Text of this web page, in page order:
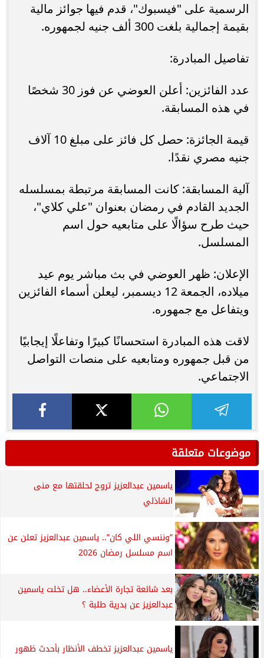
الرسمية على "فيسبوك"، قدم فيها جوائز مالية
بقيمة إجمالية بلغت 300 ألف جنيه لجمهوره.
تفاصيل المبادرة:
عدد الفائزين: أعلن العوضي عن فوز 30 شخصًا
في هذه المسابقة.
قيمة الجائزة: حصل كل فائز على مبلغ 10 آلاف
جنيه مصري نقدًا.
آلية المسابقة: كانت المسابقة مرتبطة بمسلسله
الجديد القادم في رمضان بعنوان "علي كلاي"،
حيث طرح سؤالًا على متابعيه حول اسم
المسلسل.
الإعلان: ظهر العوضي في بث مباشر يوم عيد
ميلاده، الجمعة 12 ديسمبر، ليعلن أسماء الفائزين
ويتفاعل مع جمهوره.
لاقت هذه المبادرة استحسانًا كبيرًا وتفاعلًا إيجابيًا
من قبل جمهوره ومتابعيه على منصات التواصل
الاجتماعي.
موضوعات متعلقة
ياسمين عبدالعزيز تروج لحلقتها مع منى
الشاذلي
”وننسي اللي كان”.. ياسمين عبدالعزيز تعلن عن
اسم مسلسل رمضان 2026
بعد شائعة تجارة الأعضاء.. هل تخلت ياسمين
عبدالعزيز عن بدرية طلبة ؟
ياسمين عبدالعزيز تخطف الأنظار بأحدث ظهور